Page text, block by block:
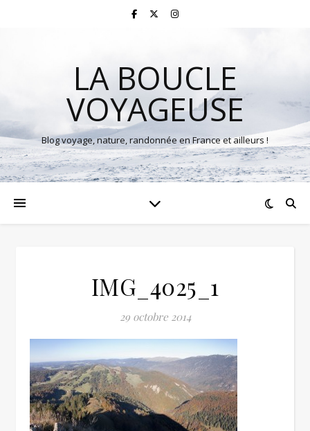
LA BOUCLE
VOYAGEUSE
Blog voyage, nature, randonnée en France et ailleurs !
IMG_4025_1
29 octobre 2014